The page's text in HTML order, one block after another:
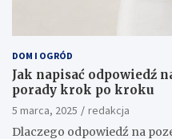
DOM I OGRÓD
Jak napisać odpowiedź
porady krok po kroku
5 marca, 2025
redakcja
Dlaczego odpowiedź na